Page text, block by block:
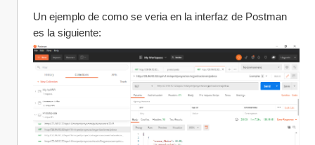
Un ejemplo de como se veria en la interfaz de Postman
es la siguiente: